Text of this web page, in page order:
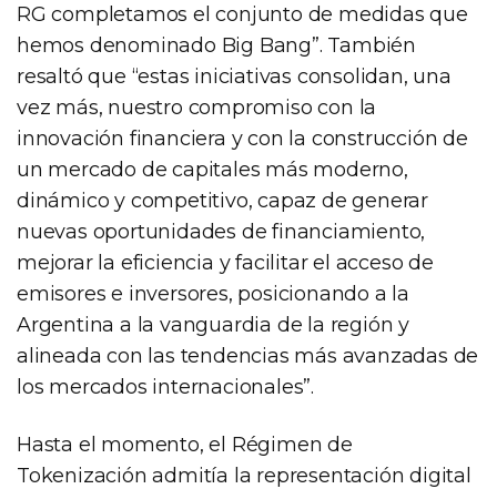
RG completamos el conjunto de medidas que
hemos denominado Big Bang”. También
resaltó que “estas iniciativas consolidan, una
vez más, nuestro compromiso con la
innovación financiera y con la construcción de
un mercado de capitales más moderno,
dinámico y competitivo, capaz de generar
nuevas oportunidades de financiamiento,
mejorar la eficiencia y facilitar el acceso de
emisores e inversores, posicionando a la
Argentina a la vanguardia de la región y
alineada con las tendencias más avanzadas de
los mercados internacionales”.
Hasta el momento, el Régimen de
Tokenización admitía la representación digital